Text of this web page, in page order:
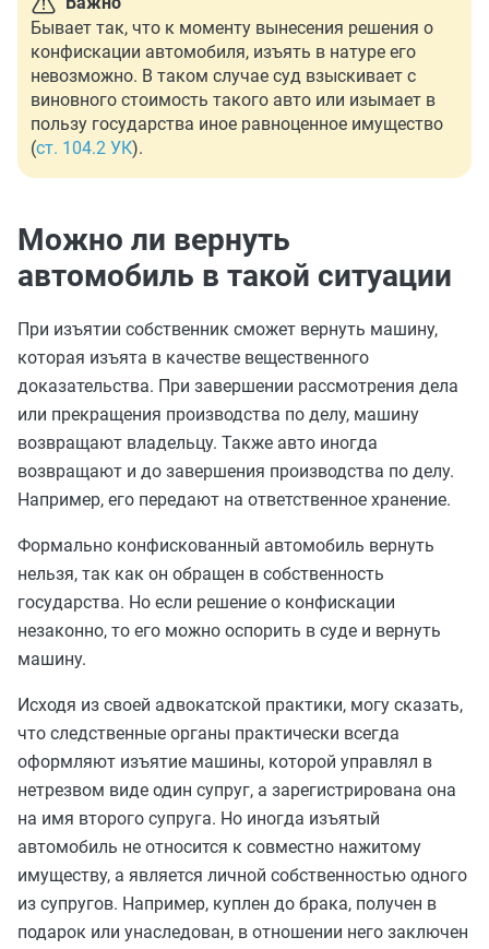
Бывает так, что к моменту вынесения решения о
конфискации автомобиля, изъять в натуре его
невозможно. В таком случае суд взыскивает с
виновного стоимость такого авто или изымает в
пользу государства иное равноценное имущество
(ст. 104.2 УК).
Можно ли вернуть
автомобиль в такой ситуации
При изъятии собственник сможет вернуть машину,
которая изъята в качестве вещественного
доказательства. При завершении рассмотрения дела
или прекращения производства по делу, машину
возвращают владельцу. Также авто иногда
возвращают и до завершения производства по делу.
Например, его передают на ответственное хранение.
Формально конфискованный автомобиль вернуть
нельзя, так как он обращен в собственность
государства. Но если решение о конфискации
незаконно, то его можно оспорить в суде и вернуть
машину.
Исходя из своей адвокатской практики, могу сказать,
что следственные органы практически всегда
оформляют изъятие машины, которой управлял в
нетрезвом виде один супруг, а зарегистрирована она
на имя второго супруга. Но иногда изъятый
автомобиль не относится к совместно нажитому
имуществу, а является личной собственностью одного
из супругов. Например, куплен до брака, получен в
подарок или унаследован, в отношении него заключен